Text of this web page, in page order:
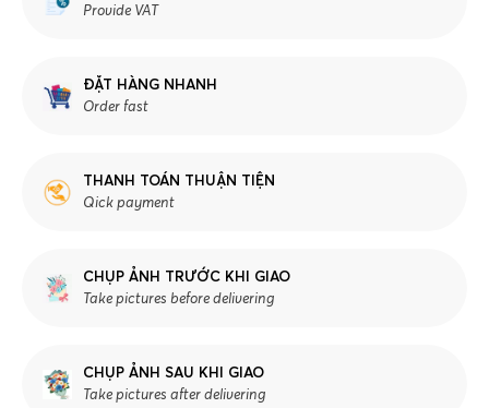
Provide VAT
ĐẶT HÀNG NHANH
Order fast
THANH TOÁN THUẬN TIỆN
Qick payment
CHỤP ẢNH TRƯỚC KHI GIAO
Take pictures before delivering
CHỤP ẢNH SAU KHI GIAO
Take pictures after delivering